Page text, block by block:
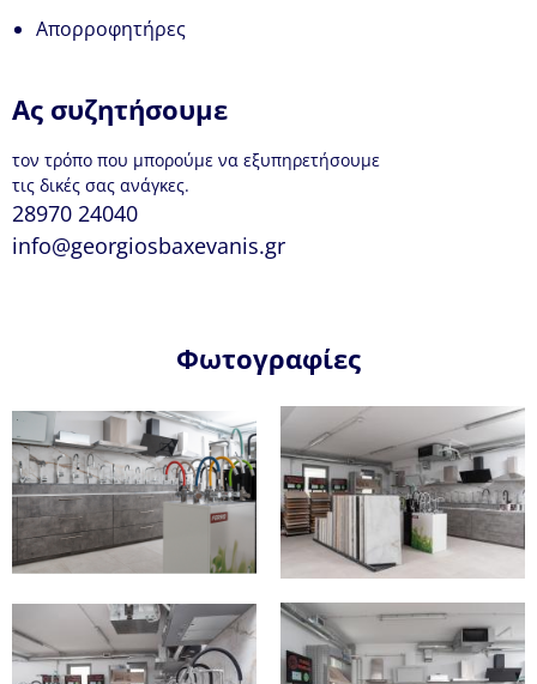
Απορροφητήρες
Ας συζητήσουμε
τον τρόπο που μπορούμε να εξυπηρετήσουμε
τις δικές σας ανάγκες.
28970 24040
info@georgiosbaxevanis.gr
Φωτογραφίες